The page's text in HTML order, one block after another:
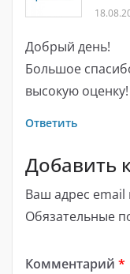
Добрый день!
Большое
высокую оценку!
Ответить
Добавить
Ваш адрес email
Обязательные
Комментарий *